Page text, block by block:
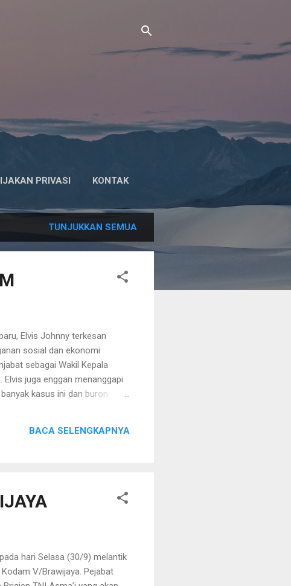
PRIVASI KONTAK
TUNJUKKAN SEMUA
Elvis Johnny terkesan
sosial dan ekonomi
sebagai Wakil Kepala
Elvis juga enggan menanggapi
kasus ini dan buron
dia. Sementara itu, Asisten
BACA SELENGKAPNYA
hari Selasa (30/9) melantik
V/Brawijaya. Pejabat